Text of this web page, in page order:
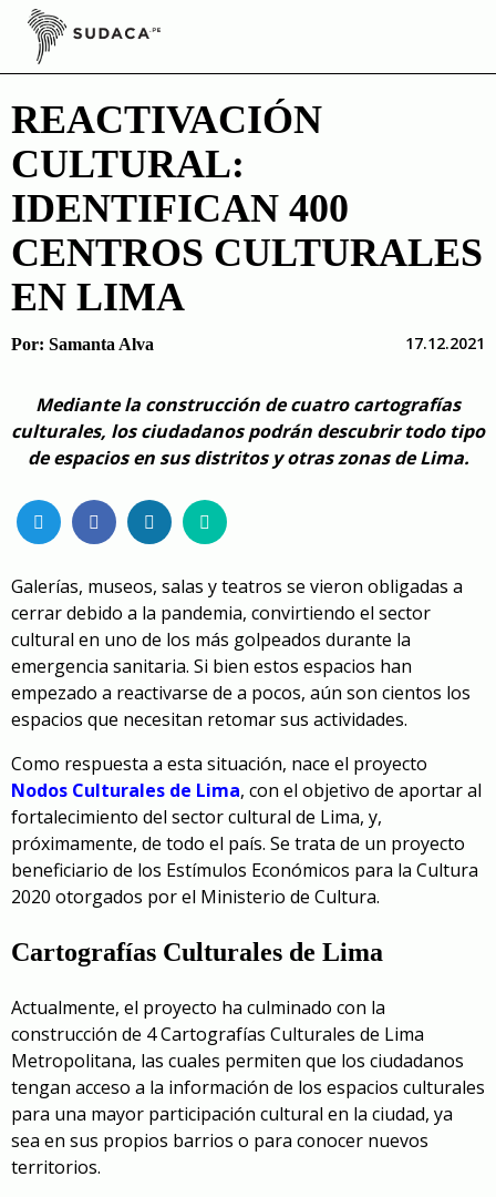
Skip
content
REACTIVACIÓN
CULTURAL:
IDENTIFICAN 400
CENTROS CULTURALES
EN LIMA
Por: Samanta Alva 17.12.2021
Mediante la construcción de cuatro cartografías
culturales, los ciudadanos podrán descubrir todo tipo
de espacios en sus distritos y otras zonas de Lima.
Galerías, museos, salas y teatros se vieron obligadas a
cerrar debido a la pandemia, convirtiendo el sector
cultural en uno de los más golpeados durante la
emergencia sanitaria. Si bien estos espacios han
empezado a reactivarse de a pocos, aún son cientos los
espacios que necesitan retomar sus actividades.
Como respuesta a esta situación, nace el proyecto
Nodos Culturales de Lima, con el objetivo de aportar al
fortalecimiento del sector cultural de Lima, y,
próximamente, de todo el país. Se trata de un proyecto
beneficiario de los Estímulos Económicos para la Cultura
2020 otorgados por el Ministerio de Cultura.
Cartografías Culturales de Lima
Actualmente, el proyecto ha culminado con la
construcción de 4 Cartografías Culturales de Lima
Metropolitana, las cuales permiten que los ciudadanos
tengan acceso a la información de los espacios culturales
para una mayor participación cultural en la ciudad, ya
sea en sus propios barrios o para conocer nuevos
territorios.